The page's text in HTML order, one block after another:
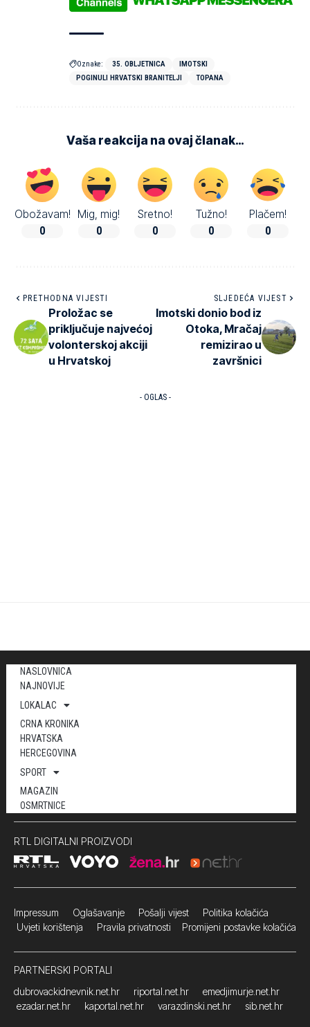
Oznake: 35. OBLJETNICA
IMOTSKI
POGINULI HRVATSKI BRANITELJI
TOPANA
Vaša reakcija na ovaj članak…
Obožavam!
0
Mig, mig!
0
Sretno!
0
Tužno!
0
Plačem!
0
PRETHODNA VIJESTI
Proložac se
priključuje najvećoj
volonterskoj akciji
u Hrvatskoj
SLJEDEĆA VIJEST
Imotski donio bod iz
Otoka, Mračaj
remizirao u
završnici
- OGLAS -
NASLOVNICA
NAJNOVIJE
LOKALAC
CRNA KRONIKA
HRVATSKA
HERCEGOVINA
SPORT
MAGAZIN
OSMRTNICE
RTL DIGITALNI PROIZVODI
Impressum Oglašavanje Pošalji vijest Politika kolačića
Uvjeti korištenja Pravila privatnosti Promijeni postavke kolačića
PARTNERSKI PORTALI
dubrovackidnevnik.net.hr
riportal.net.hr
emedjimurje.net.hr
ezadar.net.hr
kaportal.net.hr varazdinski.net.hr sib.net.hr